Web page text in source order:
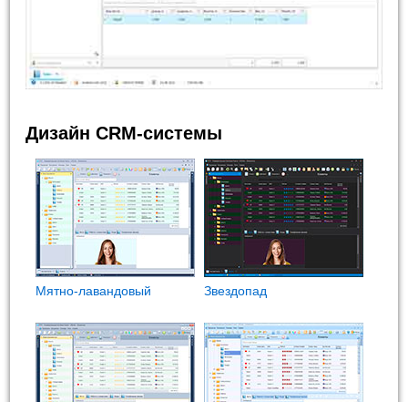
Дизайн CRM-системы
Мятно-лавандовый Звездопад